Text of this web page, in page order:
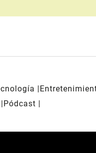
Pódcast